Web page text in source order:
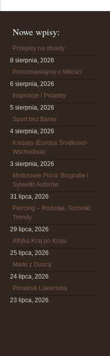
Nowe wpisy:
Przepisy na obiady
8 sierpnia, 2026
Porozmawiajmy o Miłości
6 sierpnia, 2026
Inspiracje i Projekty
5 sierpnia, 2026
Sport bez Barier
4 sierpnia, 2026
Karpaty (Europa Środkowo-
Wschodnia)
3 sierpnia, 2026
Mistrzowie Pióra: Biografie i
Sylwetki Autorów
31 lipca, 2026
Piercing – Rodzaje, Techniki,
Trendy
29 lipca, 2026
Afryka Kraj po Kraju
25 lipca, 2026
Marki z Duszą
24 lipca, 2026
Poradnik Lakiernika
23 lipca, 2026